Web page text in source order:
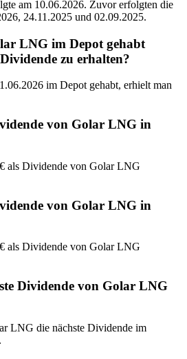
am 10.06.2026. Zuvor erfolgten die
24.11.2025 und 02.09.2025.
LNG im Depot gehabt
zu erhalten?
im Depot gehabt, erhielt man
von Golar LNG in
als Dividende von Golar LNG
von Golar LNG in
als Dividende von Golar LNG
Dividende von Golar LNG
LNG die nächste Dividende im